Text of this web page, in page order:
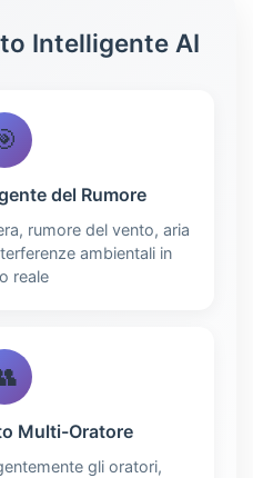
Intelligente AI
del Rumore
rumore del vento, aria
ambientali in
reale
Multi-Oratore
gli oratori,